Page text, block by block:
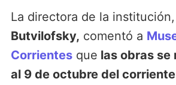
La directora de la institución,
Butvilofsky, comentó a
Corrientesque las obras se
al 9 de octubre del